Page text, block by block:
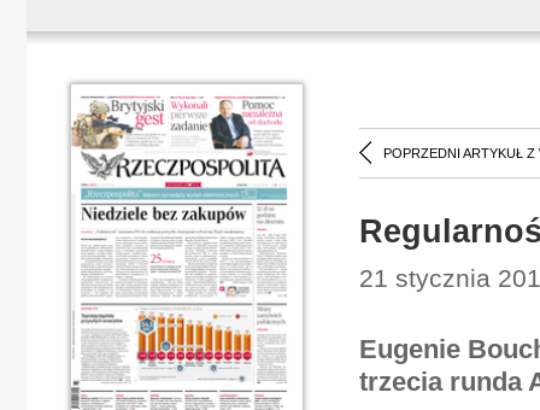
POPRZEDNI ARTYKUŁ Z
21 stycznia
Eugenie
trzecia runda